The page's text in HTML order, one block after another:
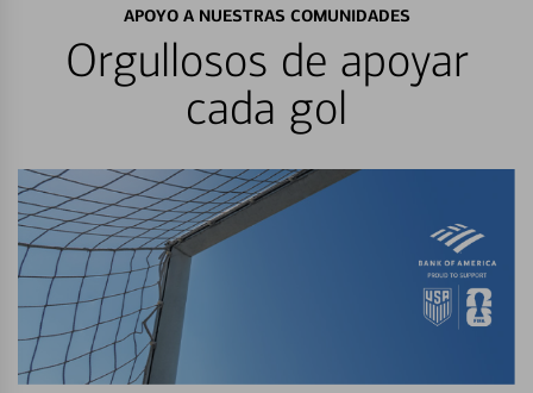
APOYO A NUESTRAS COMUNIDADES
Orgullosos de apoyar
cada gol